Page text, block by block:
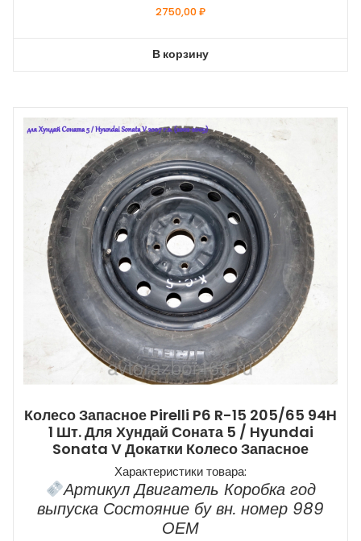
2750,00₽
В корзину
Колесо Запасное Pirelli P6 R-15 205/65 94H
1 Шт. Для Хундай Соната 5 / Hyundai
Sonata V Докатки Колесо Запасное
Характеристики товара:
Артикул Двигатель Коробка год
выпуска Состояние бу вн. номер 989
ОЕМ